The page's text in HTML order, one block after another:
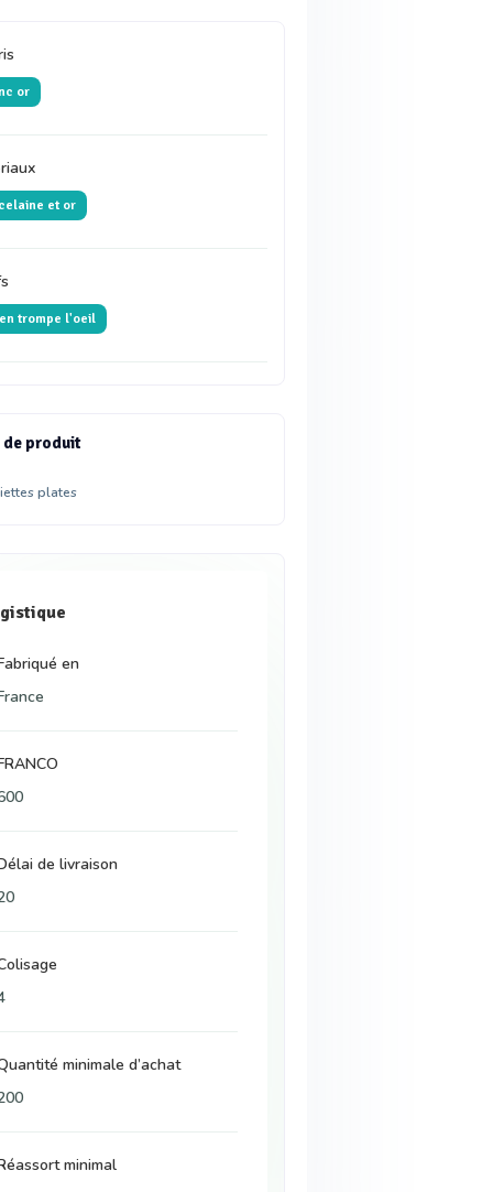
or
et or
trompe l'oeil
de produit
plates
en
de livraison
minimale d’achat
minimal